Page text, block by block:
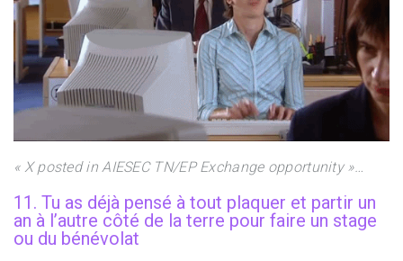
« X posted in AIESEC TN/EP Exchange opportunity »…
11. Tu as déjà pensé à tout plaquer et partir un
an à l’autre côté de la terre pour faire un stage
ou du bénévolat